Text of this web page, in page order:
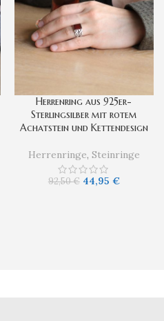
Herrenring aus 925er-
Sterlingsilber mit rotem
Achatstein und Kettendesign
Herrenringe, Steinringe
92,50€ 44,95 €